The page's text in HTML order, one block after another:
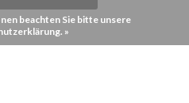
beachten Sie bitte unsere
»